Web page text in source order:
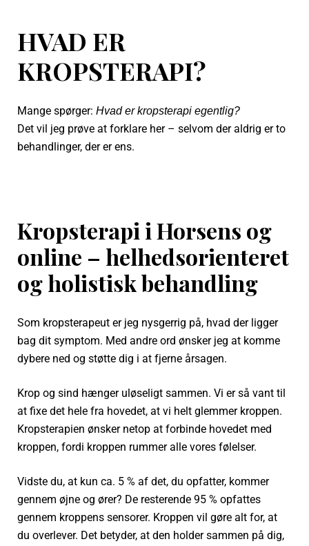
HVAD ER
KROPSTERAPI?
Mange spørger: Hvad er kropsterapi egentlig?
Det vil jeg prøve at forklare her – selvom der aldrig er to
behandlinger, der er ens.
Kropsterapi i Horsens og
online – helhedsorienteret
og holistisk behandling
Som kropsterapeut er jeg nysgerrig på, hvad der ligger
bag dit symptom. Med andre ord ønsker jeg at komme
dybere ned og støtte dig i at fjerne årsagen.
Krop og sind hænger uløseligt sammen. Vi er så vant til
at fixe det hele fra hovedet, at vi helt glemmer kroppen.
Kropsterapien ønsker netop at forbinde hovedet med
kroppen, fordi kroppen rummer alle vores følelser.
Vidste du, at kun ca. 5 % af det, du opfatter, kommer
gennem øjne og ører? De resterende 95 % opfattes
gennem kroppens sensorer. Kroppen vil gøre alt for, at
du overlever. Det betyder, at den holder sammen på dig,